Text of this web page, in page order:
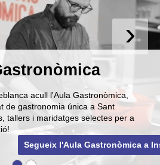
l'Aula Gastronòmica,
única a Sant
selectes per a
l'Aula Gastronòmica a Instagram
›